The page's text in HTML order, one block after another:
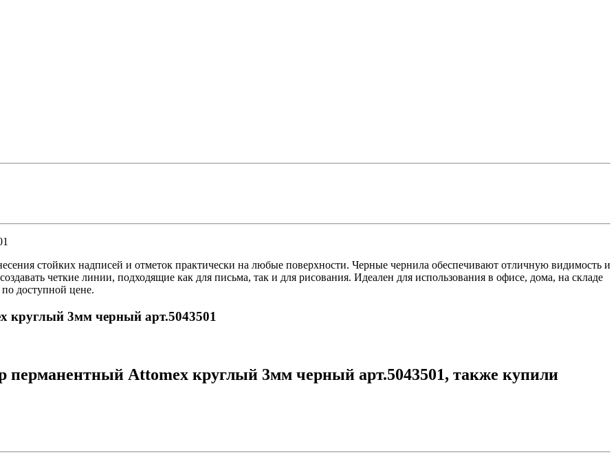
стойких надписей и отметок практически на любые поверхности. Черные чернила обеспечивают отличную видимость и
четкие линии, подходящие как для письма, так и для рисования. Идеален для использования в офисе, дома, на складе
доступной цене.
круглый 3мм черный арт.5043501
перманентный Attomex круглый 3мм черный арт.5043501, также купили